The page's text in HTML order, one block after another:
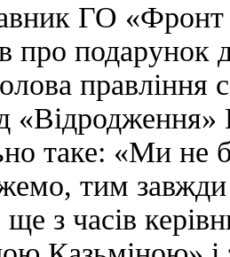
ГО
про
правління
«Відродження»
таке: «Ми не
тим
ще з часів